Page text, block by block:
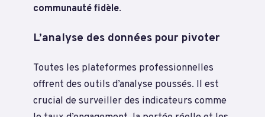
communauté fidèle.
L’analyse des données pour pivoter
Toutes les plateformes professionnelles
offrent des outils d’analyse poussés. Il est
crucial de surveiller des indicateurs comme